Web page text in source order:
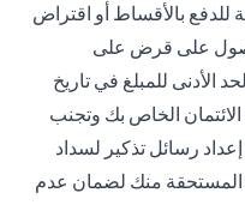
للدفع بالأقساط أو اقتراض
على قرض على
الأدنى للمبلغ في تاريخ
الخاص بك وتجنب
رسائل تذكير لسداد
المستحقة منك لضمان عدم